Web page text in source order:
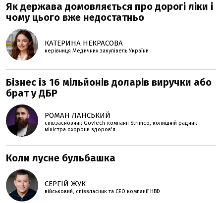
Як держава домовляється про дорогі ліки і
чому цього вже недостатньо
КАТЕРИНА НЕКРАСОВА
керівниця Медичних закупівель України
Бізнес із 16 мільйонів доларів виручки або
брат у ДБР
РОМАН ЛАНСЬКИЙ
співзасновник GovTech-компанії Strimco, колишній радник
міністра охорони здоров'я
Коли лусне бульбашка
СЕРГІЙ ЖУК
військовий, співвласник та СЕО компанії HBD